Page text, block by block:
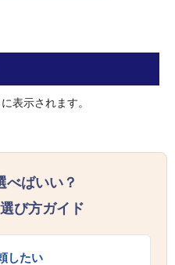
表示されます。
べばいい？
び方ガイド
したい